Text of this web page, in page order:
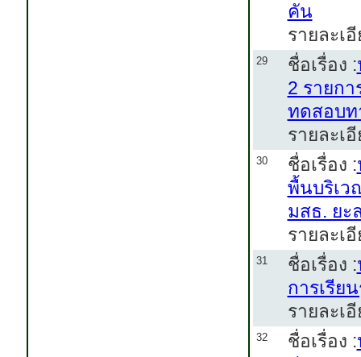
คัน
รายละเ
29 ชื่อเรื่อง :
2 รายก
ทดสอบท
รายละเ
30 ชื่อเรื่อง :
พื้นบริเ
มสธ. ยะ
รายละเ
31 ชื่อเรื่อง :
การเรีย
รายละเ
32 ชื่อเรื่อง :